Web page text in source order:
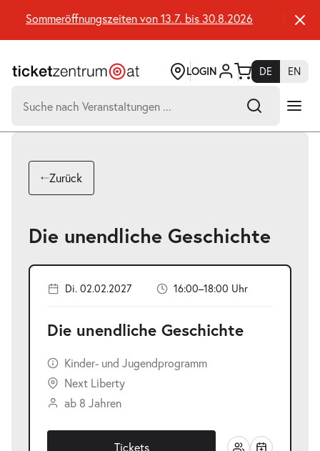
Seiteninhalt
springen
Sommeröffnungszeiten von 13.7. bis 30.8.2026
LOGIN DE
EN
nach:
Suchtreffer:
Zurück
Die unendliche Geschichte
Di. 02.02.2027 16:00–18:00 Uhr
Die unendliche Geschichte
Kinder- und Jugendprogramm
Next Liberty
ab 8 Jahren
Tickets